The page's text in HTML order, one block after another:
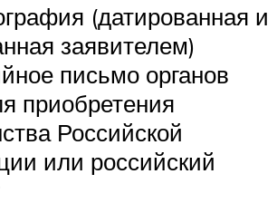
(датированная и
заявителем)
письмо органов
приобретения
Российской
или российский